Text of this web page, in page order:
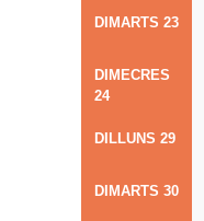
DIMARTS 23
DIMECRES
24
DILLUNS 29
DIMARTS 30